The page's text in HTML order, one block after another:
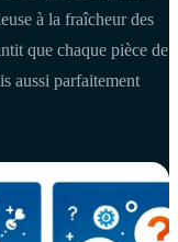
à la fraîcheur des
que chaque pièce de
aussi parfaitement